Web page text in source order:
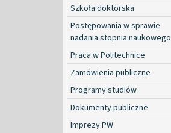
Szkoła doktorska
Postępowania w sprawie
nadania stopnia naukowego
Praca w Politechnice
Zamówienia publiczne
Programy studiów
Dokumenty publiczne
Imprezy PW